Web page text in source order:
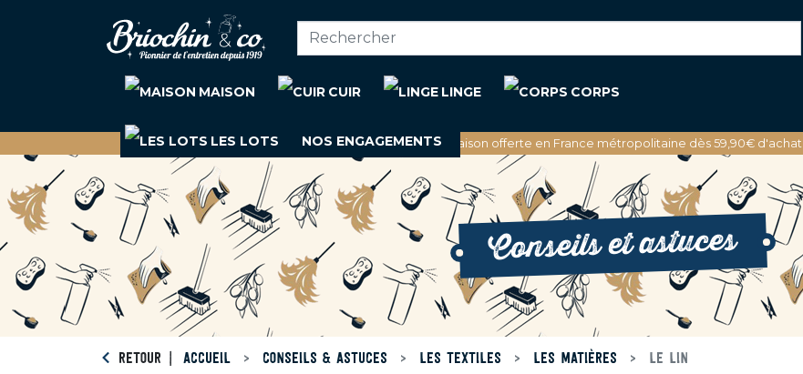
MAISON CUIR LINGE CORPS
LES LOTS NOS ENGAGEMENTS🚚 Livraison offerte en France métropolitaine dès 59,90€ d'achat
Conseils et astuces
RETOUR ACCUEIL CONSEILS & ASTUCES LES TEXTILES LES MATIÈRES LE LIN